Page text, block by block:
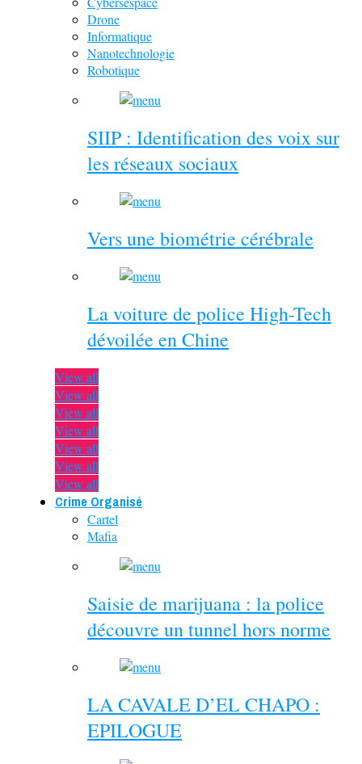
Drone
Informatique
Nanotechnologie
Robotique
SIIP : Identification des voix sur
les réseaux sociaux
Vers une biométrie cérébrale
La voiture de police High-Tech
dévoilée en Chine
View all
View all
View all
View all
View all
View all
View all
Crime Organisé
Cartel
Mafia
Saisie de marijuana : la police
découvre un tunnel hors norme
LA CAVALE D’EL CHAPO :
EPILOGUE